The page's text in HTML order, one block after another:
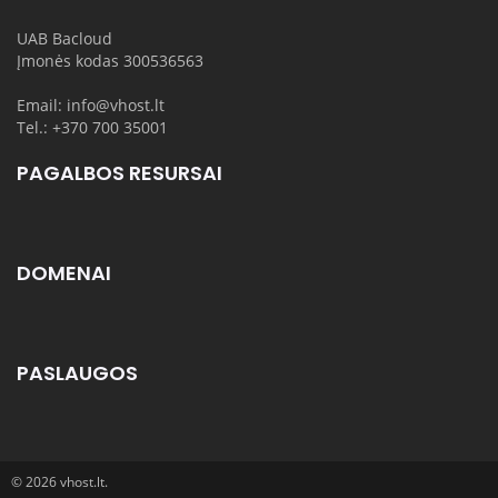
UAB Bacloud
Įmonės kodas 300536563
Email: info@vhost.lt
Tel.: +370 700 35001
PAGALBOS RESURSAI
DOMENAI
PASLAUGOS
© 2026 vhost.lt.